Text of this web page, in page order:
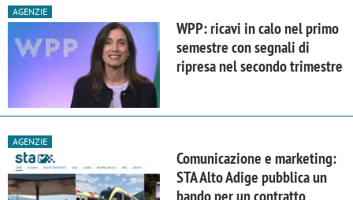
AGENZIE
WPP: ricavi in calo nel primo
semestre con segnali di
ripresa nel secondo trimestre
AGENZIE
Comunicazione e marketing:
STA Alto Adige pubblica un